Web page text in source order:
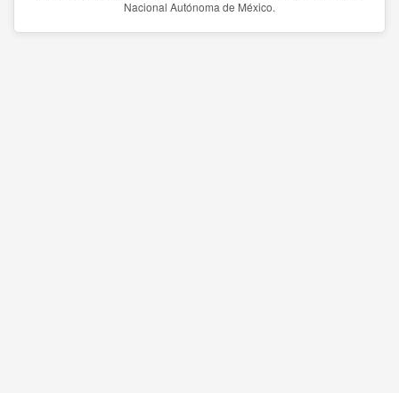
Nacional Autónoma de México.